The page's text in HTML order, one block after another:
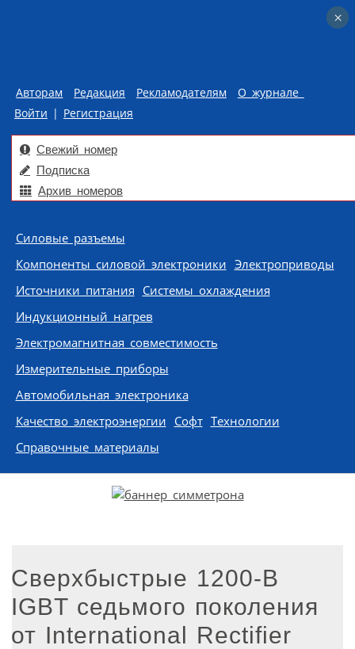
Авторам Редакция Рекламодателям
О журнале
Войти | Регистрация
Свежий номер
Подписка
Архив номеров
Skip to content
Силовые разъемы
Компоненты силовой электроники Электроприводы
Источники питания Системы охлаждения
Индукционный нагрев
Электромагнитная совместимость
Измерительные приборы
Автомобильная электроника
Качество электроэнергии Софт Технологии
Справочные материалы
Сверхбыстрые 1200-В
IGBT седьмого поколения
от International Rectifier
×
×